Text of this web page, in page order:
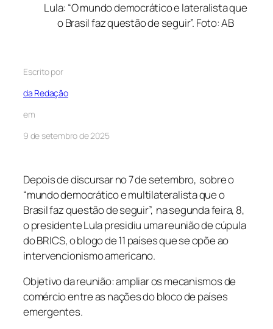
Lula: “O mundo democrático e lateralista que
o Brasil faz questão de seguir”. Foto: AB
Escrito por
da Redação
em
9 de setembro de 2025
Depois de discursar no 7 de setembro, sobre o
“mundo democrático e multilateralista que o
Brasil faz questão de seguir”, na segunda feira, 8,
o presidente Lula presidiu uma reunião de cúpula
do BRICS, o blogo de 11 países que se opõe ao
intervencionismo americano.
Objetivo da reunião: ampliar os mecanismos de
comércio entre as nações do bloco de países
emergentes.